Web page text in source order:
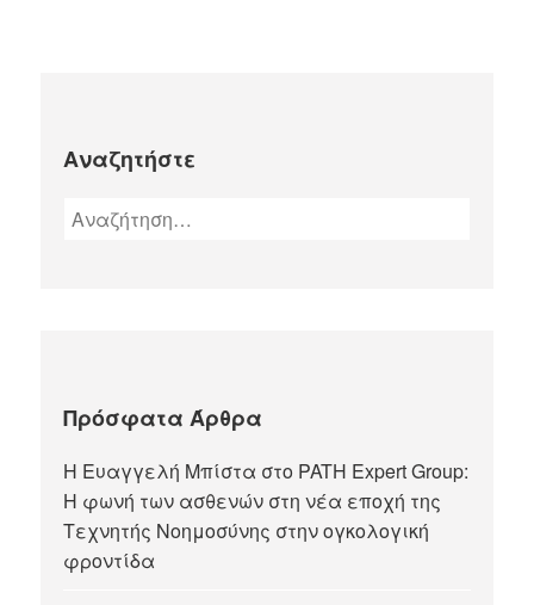
Αναζητήστε
Πρόσφατα Άρθρα
Η Ευαγγελή Μπίστα στο PATH Expert Group:
Η φωνή των ασθενών στη νέα εποχή της
Τεχνητής Νοημοσύνης στην ογκολογική
φροντίδα